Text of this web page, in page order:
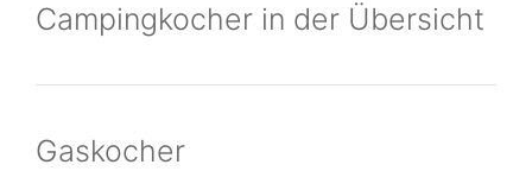
Campingkocher in der Übersicht
Gaskocher